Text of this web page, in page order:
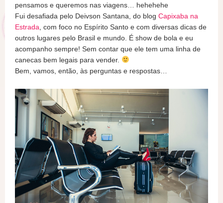
pensamos e queremos nas viagens… hehehehe
Fui desafiada pelo Deivson Santana, do blog Capixaba na
Estrada , com foco no Espírito Santo e com diversas dicas de
outros lugares pelo Brasil e mundo. É show de bola e eu
acompanho sempre! Sem contar que ele tem uma linha de
canecas bem legais para vender.
Bem, vamos, então, às perguntas e respostas…